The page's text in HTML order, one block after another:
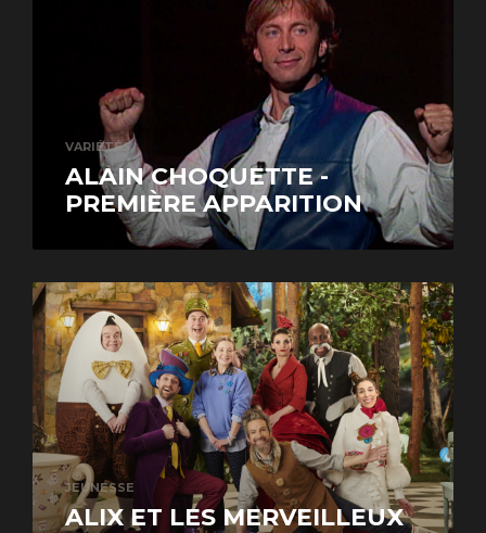
VARIÉTÉS
ALAIN CHOQUETTE -
PREMIÈRE APPARITION
JEUNESSE
ALIX ET LES MERVEILLEUX